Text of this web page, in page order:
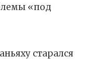
«под
старался